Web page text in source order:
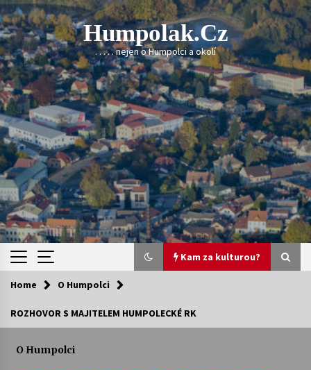
Skip
to
content
Humpolak.cz
. . . . . nejen o Humpolci a okolí
Kam za kulturou?
Kam za kulturou?
Home O Humpolci
ROZHOVOR S MAJITELEM HUMPOLECKÉ RK
O Humpolci